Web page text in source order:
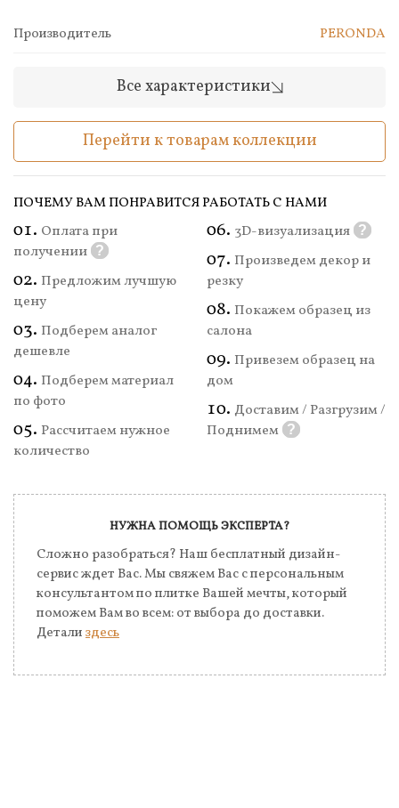
Производитель PERONDA
Все характеристики
Перейти к товарам коллекции
ПОЧЕМУ ВАМ ПОНРАВИТСЯ РАБОТАТЬ С НАМИ
Оплата при
получении ?
Предложим лучшую
цену
Подберем аналог
дешевле
Подберем материал
по фото
Рассчитаем нужное
количество
3D-визуализация ?
Произведем декор и
резку
Покажем образец из
салона
Привезем образец на
дом
Доставим / Разгрузим /
Поднимем
?
НУЖНА ПОМОЩЬ ЭКСПЕРТА?
Сложно разобраться? Наш бесплатный дизайн-
сервис ждет Вас. Мы свяжем Вас с персональным
консультантом по плитке Вашей мечты, который
поможем Вам во всем: от выбора до доставки.
Детализдесь